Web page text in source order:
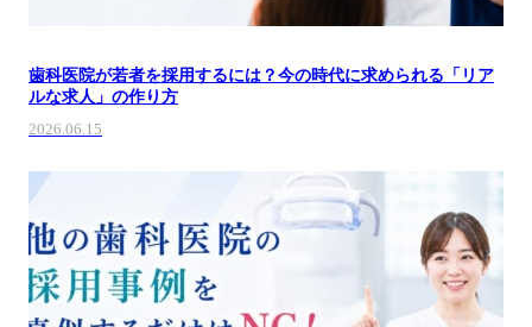
歯科医院が若者を採用するには？今の時代に求められる「リア
ルな求人」の作り方
2026.06.15